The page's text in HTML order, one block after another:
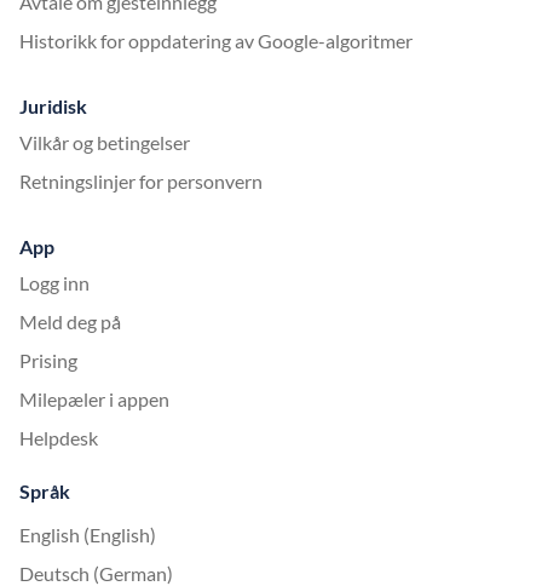
Historikk for oppdatering av Google-algoritmer
Juridisk
Vilkår og betingelser
Retningslinjer for personvern
App
Logg inn
Meld deg på
Prising
Milepæler i appen
Helpdesk
Språk
English (English)
Deutsch (German)